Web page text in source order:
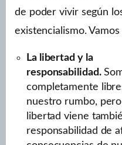
de poder vivir según
existencialismo.
La libertad y la
responsabilidad.
completamente
nuestro rumbo,
libertad viene
responsabilidad de